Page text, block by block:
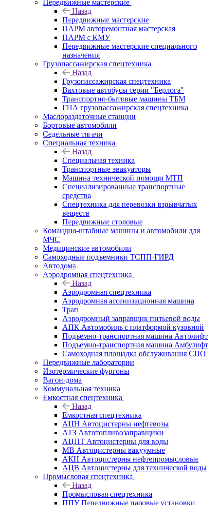
Передвижные мастерские
Назад
Передвижные мастерские
ПАРМ авторемонтная мастерская
ПАРМ с КМУ
Передвижные мастерские специального
назначения
Грузопассажирская спецтехника
Назад
Грузопассажирская спецтехника
Вахтовые автобусы серии "Берлога"
Транспортно-бытовые машины ТБМ
ГПА грузопассажирская спецтехника
Маслораздаточные станции
Бортовые автомобили
Седельные тягачи
Специальная техника
Назад
Специальная техника
Транспортные эвакуаторы
Машина технической помощи МТП
Специализированные транспортные
средства
Спецтехника для перевозки взрывчатых
веществ
Передвижные столовые
Командно-штабные машины и автомобили для
МЧС
Медицинские автомобили
Самоходные подъемники ТСПП-ГИРД
Автодома
Аэродромная спецтехника
Назад
Аэродромная спецтехника
Аэродромная ассенизационная машина
Трап
Аэродромный заправщик питьевой воды
АПК Автомобиль с платформой кузовной
Подъемно-транспортная машина Автолифт
Подъемно-транспортная машина Амбулифт
Самоходная площадка обслуживания СПО
Передвижные лаборатории
Изотермические фургоны
Вагон-дома
Коммунальная техника
Емкостная спецтехника
Назад
Емкостная спецтехника
АЦН Автоцистерны нефтевозы
АТЗ Автотопливозаправщики
АЦПТ Автоцистерны для воды
МВ Автоцистерны вакуумные
АКН Автоцистерны нефтепромысловые
АЦВ Автоцистерны для технической воды
Промысловая спецтехника
Назад
Промысловая спецтехника
ППУ Передвижные паровые установки